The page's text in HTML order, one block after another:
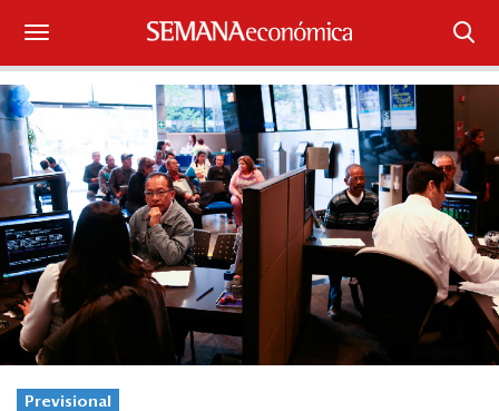
Suscríbase
Iniciar sesión
Portada
¿Qué está pasando?
Sectores y Empresas
Economía y Finanzas
Previsional